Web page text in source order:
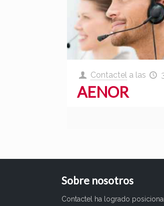
Contactel a las
AENOR
Sobre nosotros
Contactel ha logrado